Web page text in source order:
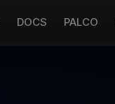
DOCS PALCO